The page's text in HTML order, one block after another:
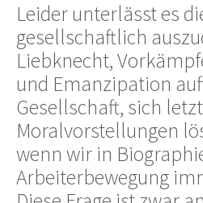
Leider unterlässt es
gesellschaftlich
Liebknecht,
und Emanzipation
Gesellschaft, sich
Moralvorstellungen
wenn wir in
Arbeiterbewegung